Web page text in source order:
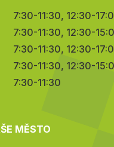
7:30-11:30, 12:30-
7:30-11:30, 12:30-
7:30-11:30, 12:30-
7:30-11:30, 12:30-
7:30-11:30
MĚSTO